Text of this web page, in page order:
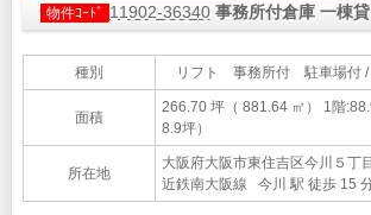
物件ｺｰﾄﾞ 11902-36340 事務所付倉庫 一棟
種別 リフト 事務所付 駐車場付 /
面積
266.70 坪（ 881.64 ㎡）
1階
8.9坪）
所在地
大阪府大阪市東住吉区今川５丁
近鉄南大阪線 今川 駅 徒歩 15